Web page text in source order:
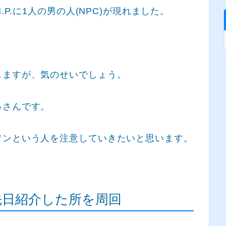
に1人の男の人(NPC)が現れました。
すが、気のせいでしょう。
んです。
という人を注意していきたいと思います。
紹介した所を周回